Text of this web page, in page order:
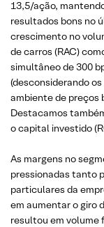
13,5/ação,
resultados bons no
crescimento no
de carros (RAC)
simultâneo de 300
(desconsiderando
ambiente de preços
Destacamos
o capital investido
As margens no
pressionadas tanto
particulares da
em aumentar o giro
resultou em volume